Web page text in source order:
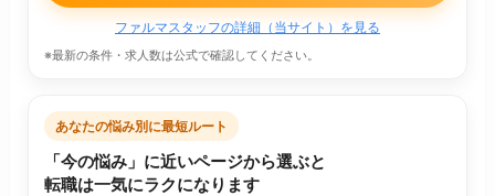
ファルマスタッフの詳細（当サイト）を見る
※最新の条件・求人数は公式で確認してください。
あなたの悩み別に最短ルート
「今の悩み」に近いページから選ぶと
転職は一気にラクになります